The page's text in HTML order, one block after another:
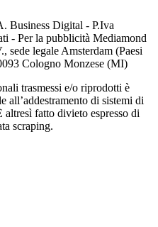
Business Digital - P.Iva
- Per la pubblicità Mediamond
legale Amsterdam (Paesi
Cologno Monzese (MI)
trasmessi e/o riprodotti è
all’addestramento di sistemi di
fatto divieto espresso di
scraping.